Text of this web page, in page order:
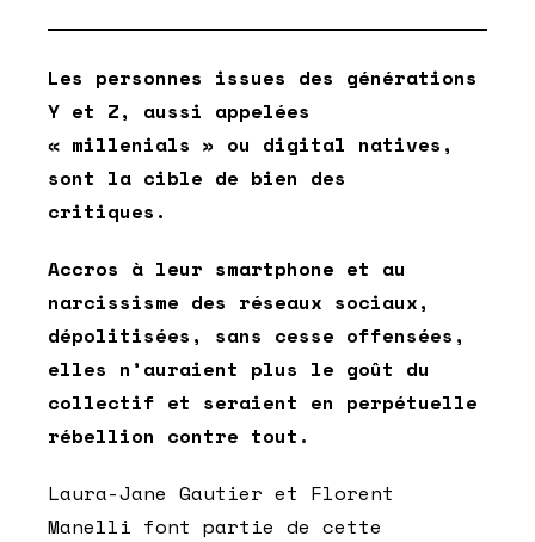
Les personnes issues des générations
Y et Z, aussi appelées
« millenials » ou digital natives,
sont la cible de bien des
critiques.
Accros à leur smartphone et au
narcissisme des réseaux sociaux,
dépolitisées, sans cesse offensées,
elles n’auraient plus le goût du
collectif et seraient en perpétuelle
rébellion contre tout.
Laura-Jane Gautier et Florent
Manelli font partie de cette